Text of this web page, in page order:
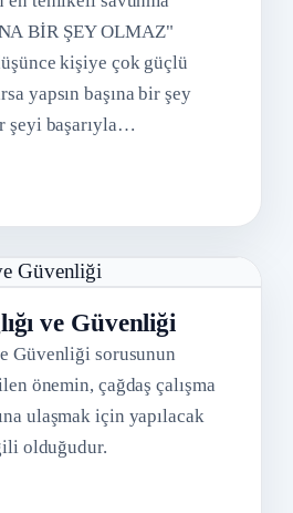
BİR ŞEY OLMAZ"
kişiye çok güçlü
yapsın başına bir şey
şeyi başarıyla…
ve Güvenliği
Güvenliği sorusunun
önemin, çağdaş çalışma
ulaşmak için yapılacak
olduğudur.